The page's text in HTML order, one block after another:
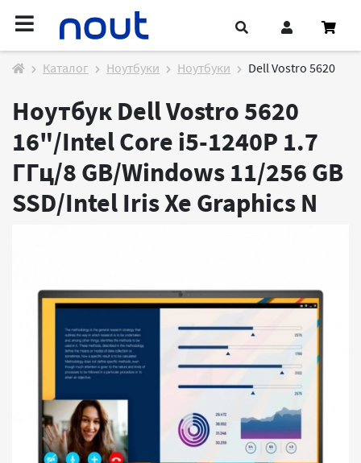
Каталог Ноутбуки Ноутбуки Dell Vostro 5620
Ноутбук Dell Vostro 5620
16"/Intel Core i5-1240P 1.7
ГГц/8 GB/Windows 11/256 GB
SSD/Intel Iris Xe Graphics N